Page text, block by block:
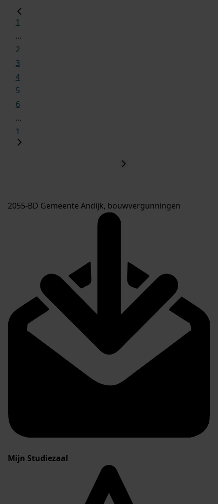
1
...
2
3
4
5
6
...
1
2055-BD Gemeente Andijk, bouwvergunningen
Mijn Studiezaal